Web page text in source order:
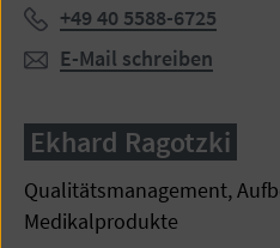
Telefon:
+49 40 5588-6725
E-Mail schreiben
Ekhard Ragotzki
Qualitätsmanagement,
Medikalprodukte